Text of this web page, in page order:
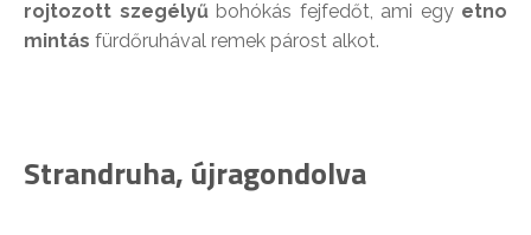
rojtozott szegélyűbohókás fejfedőt, ami egy etno
mintás fürdőruhával remek párost alkot.
Strandruha, újragondolva